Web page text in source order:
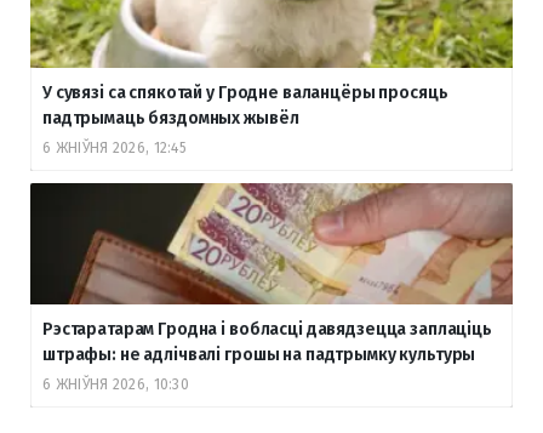
У сувязі са спякотай у Гродне валанцёры просяць
падтрымаць бяздомных жывёл
6 ЖНІЎНЯ 2026, 12:45
Рэстаратарам Гродна і вобласці давядзецца заплаціць
штрафы: не адлічвалі грошы на падтрымку культуры
6 ЖНІЎНЯ 2026, 10:30